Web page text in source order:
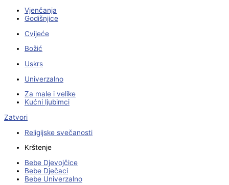
Vjenčanja
Godišnjice
Cvijeće
Božić
Uskrs
Univerzalno
Za male i velike
Kućni ljubimci
Zatvori
Religijske svečanosti
Krštenje
Bebe Djevojčice
Bebe Dječaci
Bebe Univerzalno